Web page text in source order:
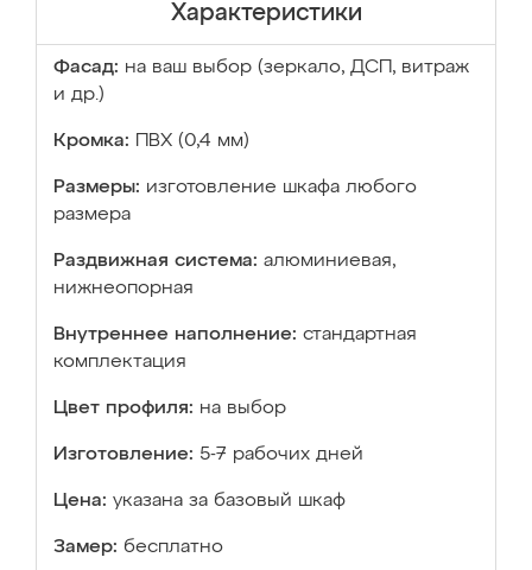
Характеристики
Фасад: на ваш выбор (зеркало, ДСП, витраж
и др.)
Кромка: ПВХ (0,4 мм)
Размеры: изготовление шкафа любого
размера
Раздвижная система: алюминиевая,
нижнеопорная
Внутреннее наполнение: стандартная
комплектация
Цвет профиля: на выбор
Изготовление: 5-7 рабочих дней
Цена: указана за базовый шкаф
Замер: бесплатно